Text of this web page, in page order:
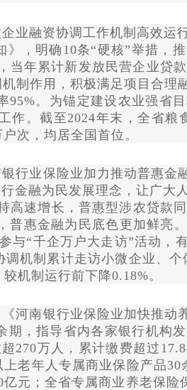
业融资协调工作机制高效运
，明确10条“硬核”举措，
年累计新发放民营企业贷
制作用，积极满足项目合理
。为锚定建设农业强省
。截至2024年末，全省粮
次，均居全国首位。
业保险业加力推动普惠金
金融为民发展理念，让广大
速增长，普惠型涉农贷款
惠金融为民底色更加鲜亮
与“千企万户大走访”活动，
机制累计走访小微企业、
机制运行前下降0.18%。
南银行业保险业加快推动
期，指导省内各家银行机构
万人，累计缴费超过
老年人专属商业保险产品
元；全省专属商业养老保险